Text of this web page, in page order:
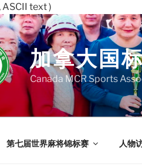
text )
加拿大国
Canada MCR Sports
第七届世界麻将锦标赛 人物